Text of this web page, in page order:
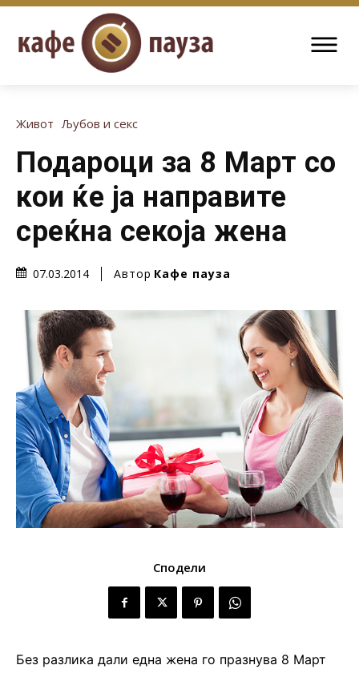
Живот Љубов и секс
Подароци за 8 Март со
кои ќе ја направите
среќна секоја жена
07.03.2014 Автор Кафе пауза
Сподели
Без разлика дали една жена го празнува 8 Март